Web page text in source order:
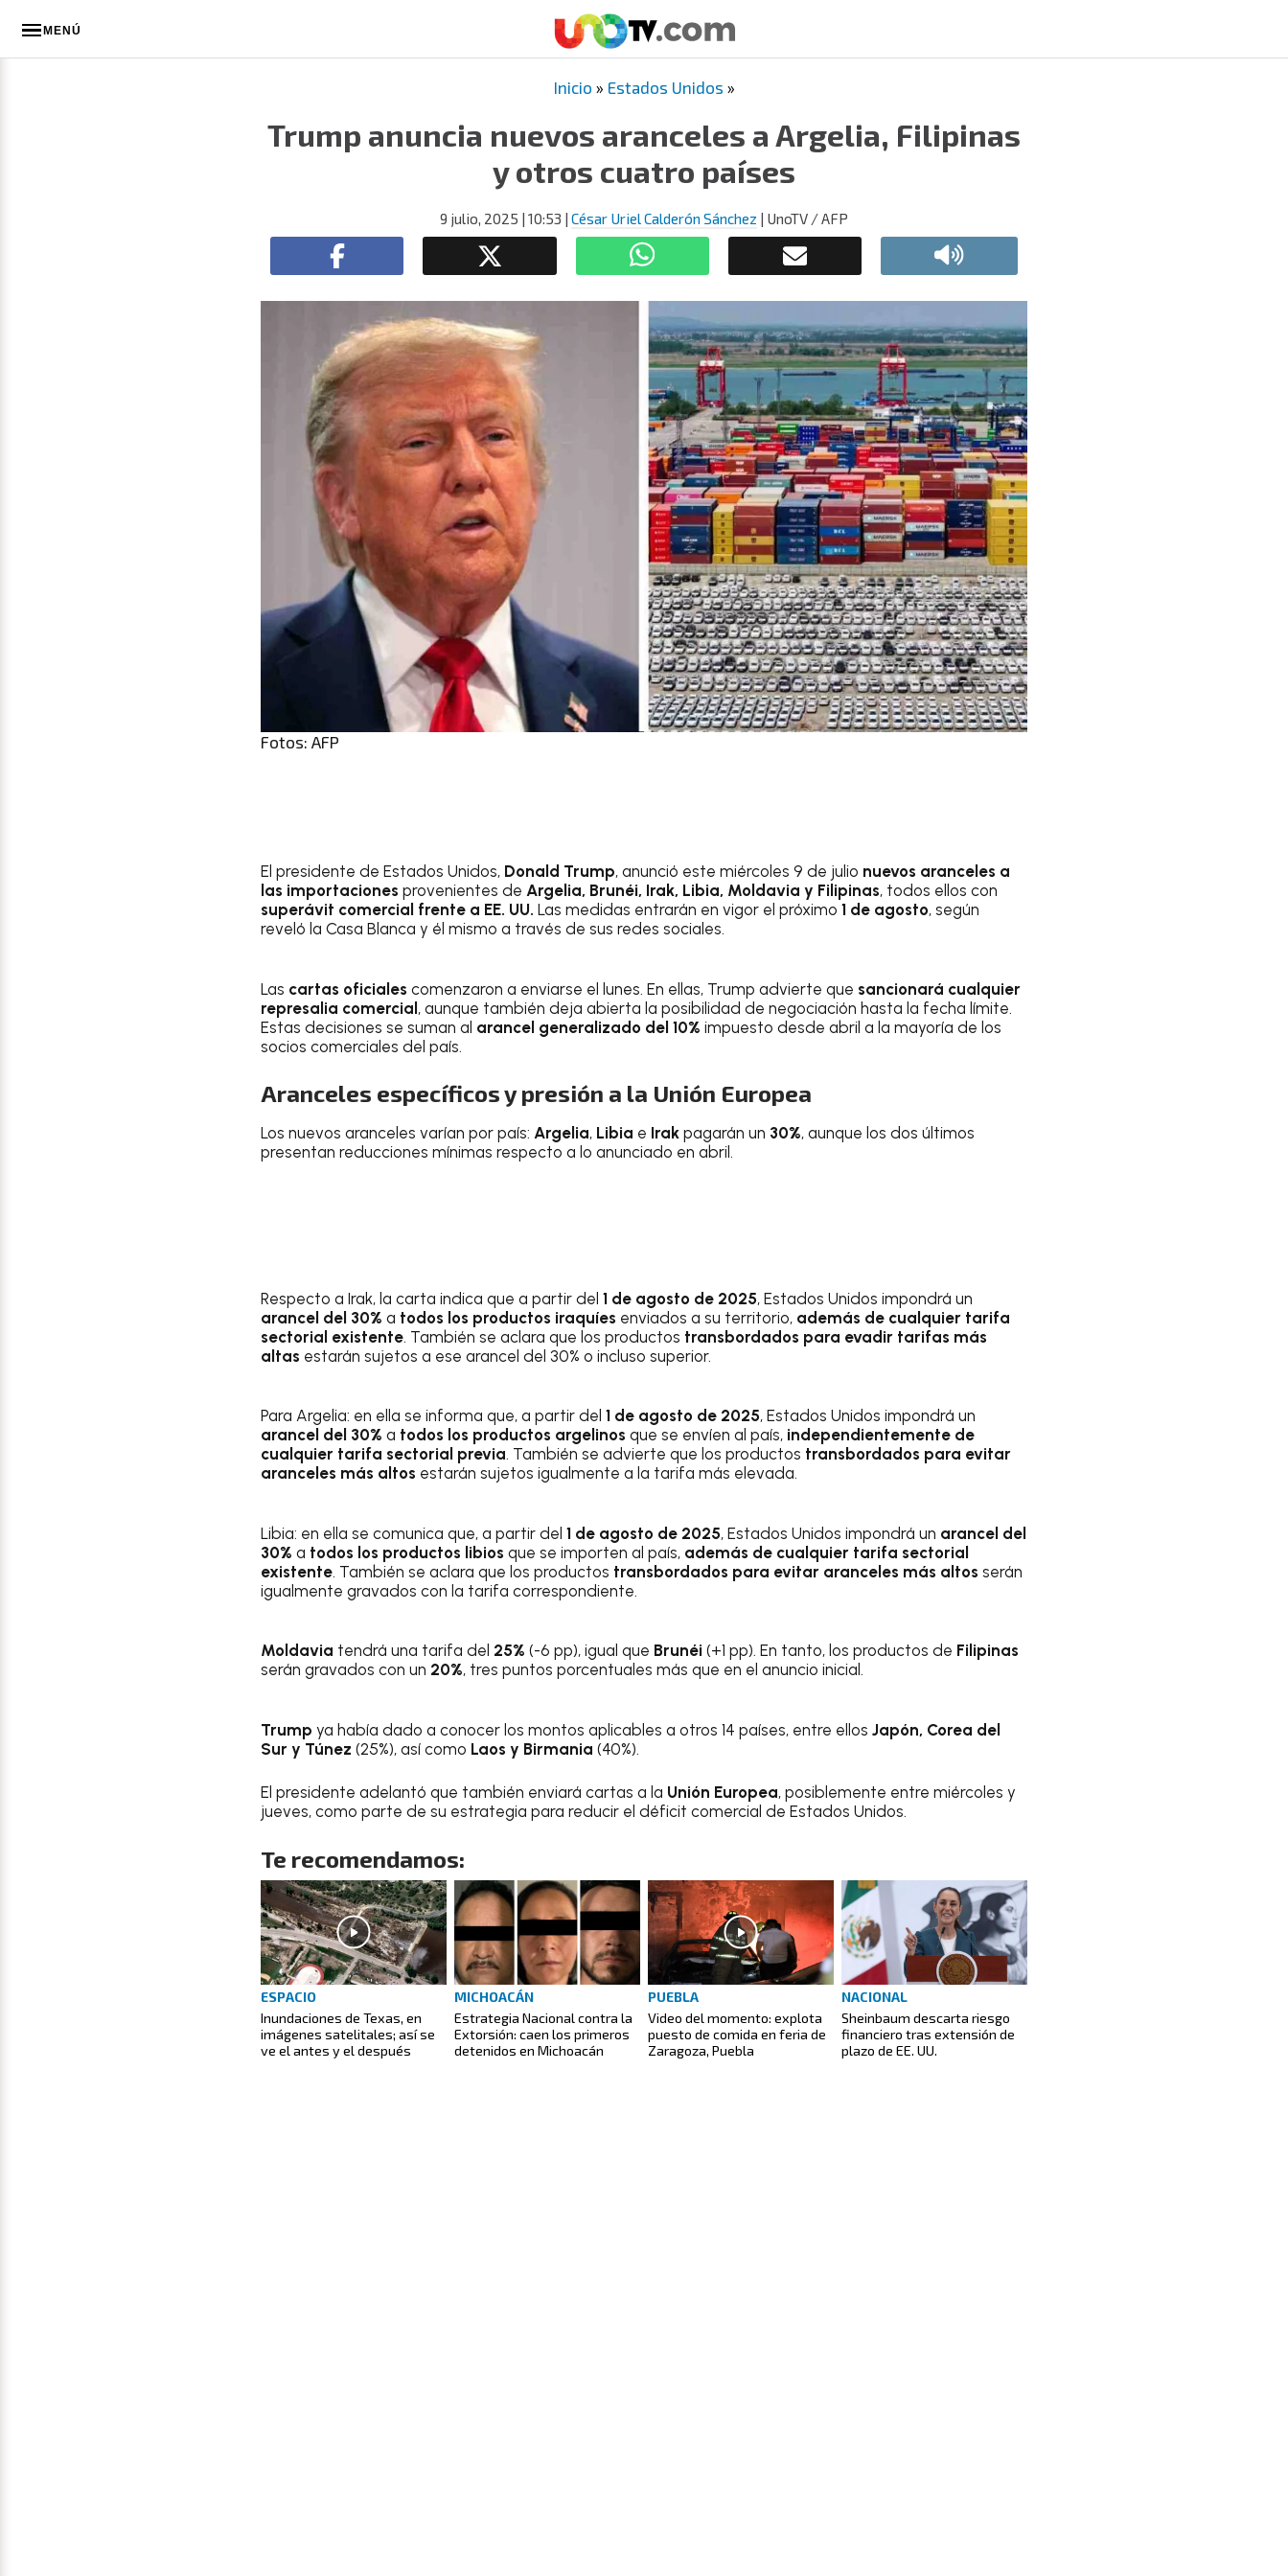
MENÚ
Inicio » Estados Unidos »
Trump anuncia nuevos aranceles a Argelia, Filipinas
y otros cuatro países
9 julio, 2025 | 10:53 | César Uriel Calderón Sánchez | UnoTV / AFP
Fotos: AFP
El presidente de Estados Unidos, Donald Trump, anunció este miércoles 9 de julio nuevos aranceles a
las importaciones provenientes de Argelia, Brunéi, Irak, Libia, Moldavia y Filipinas, todos ellos con
superávit comercial frente a EE. UU. Las medidas entrarán en vigor el próximo 1 de agosto, según
reveló la Casa Blanca y él mismo a través de sus redes sociales.
Las cartas oficiales comenzaron a enviarse el lunes. En ellas, Trump advierte que sancionará cualquier
represalia comercial, aunque también deja abierta la posibilidad de negociación hasta la fecha límite.
Estas decisiones se suman al arancel generalizado del 10% impuesto desde abril a la mayoría de los
socios comerciales del país.
Aranceles específicos y presión a la Unión Europea
Los nuevos aranceles varían por país: Argelia, Libia e Irak pagarán un 30%, aunque los dos últimos
presentan reducciones mínimas respecto a lo anunciado en abril.
Respecto a Irak, la carta indica que a partir del 1 de agosto de 2025, Estados Unidos impondrá un
arancel del 30% a todos los productos iraquíes enviados a su territorio, además de cualquier tarifa
sectorial existente. También se aclara que los productos transbordados para evadir tarifas más
altas estarán sujetos a ese arancel del 30% o incluso superior.
Para Argelia: en ella se informa que, a partir del 1 de agosto de 2025, Estados Unidos impondrá un
arancel del 30% a todos los productos argelinos que se envíen al país, independientemente de
cualquier tarifa sectorial previa. También se advierte que los productos transbordados para evitar
aranceles más altos estarán sujetos igualmente a la tarifa más elevada.
Libia: en ella se comunica que, a partir del 1 de agosto de 2025, Estados Unidos impondrá un arancel del
30% a todos los productos libios que se importen al país, además de cualquier tarifa sectorial
existente. También se aclara que los productos transbordados para evitar aranceles más altos serán
igualmente gravados con la tarifa correspondiente.
Moldavia tendrá una tarifa del 25% (-6 pp), igual que Brunéi (+1 pp). En tanto, los productos de Filipinas
serán gravados con un 20%, tres puntos porcentuales más que en el anuncio inicial.
Trump ya había dado a conocer los montos aplicables a otros 14 países, entre ellos Japón, Corea del
Sur y Túnez (25%), así como Laos y Birmania (40%).
El presidente adelantó que también enviará cartas a la Unión Europea, posiblemente entre miércoles y
jueves, como parte de su estrategia para reducir el déficit comercial de Estados Unidos.
Te recomendamos:
ESPACIO
Inundaciones de Texas, en
imágenes satelitales; así se
ve el antes y el después
MICHOACÁN
Estrategia Nacional contra la
Extorsión: caen los primeros
detenidos en Michoacán
PUEBLA
Video del momento: explota
puesto de comida en feria de
Zaragoza, Puebla
NACIONAL
Sheinbaum descarta riesgo
financiero tras extensión de
plazo de EE. UU.